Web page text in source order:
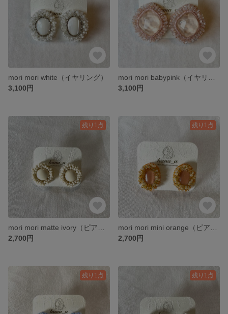
mori mori white（イヤリング）
3,100円
3,100円
残り1点
2,700円
残り1点
2,700円
残り1点 残り1点